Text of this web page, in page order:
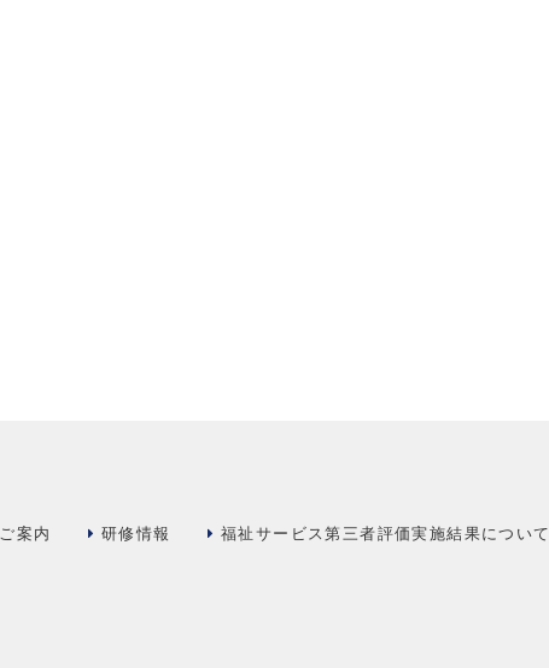
案内 研修情報 福祉サービス第三者評価実施結果について